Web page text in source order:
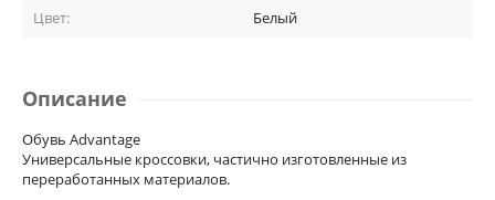
Цвет: Белый
Описание
Обувь Advantage
Универсальные кроссовки, частично изготовленные из
переработанных материалов.